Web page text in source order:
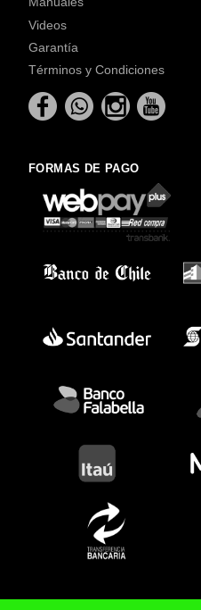
Videos
Garantía
Términos y Condiciones
FORMAS DE PAGO